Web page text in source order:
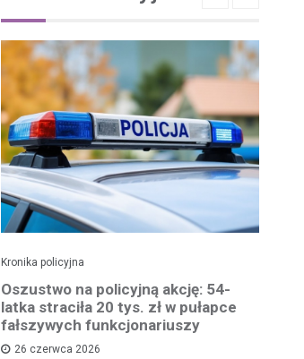
Kronika policyjna
Oszustwo na policyjną akcję: 54-
latka straciła 20 tys. zł w pułapce
fałszywych funkcjonariuszy
26 czerwca 2026